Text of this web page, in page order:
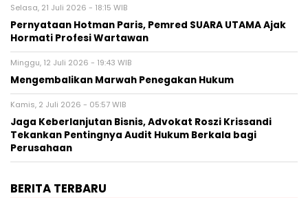
Selasa, 21 Juli 2026 - 18:15 WIB
Pernyataan Hotman Paris, Pemred SUARA UTAMA Ajak
Hormati Profesi Wartawan
Minggu, 12 Juli 2026 - 19:43 WIB
Mengembalikan Marwah Penegakan Hukum
Kamis, 2 Juli 2026 - 05:57 WIB
Jaga Keberlanjutan Bisnis, Advokat Roszi Krissandi
Tekankan Pentingnya Audit Hukum Berkala bagi
Perusahaan
BERITA TERBARU